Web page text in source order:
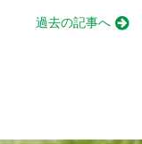
過去の記事へ